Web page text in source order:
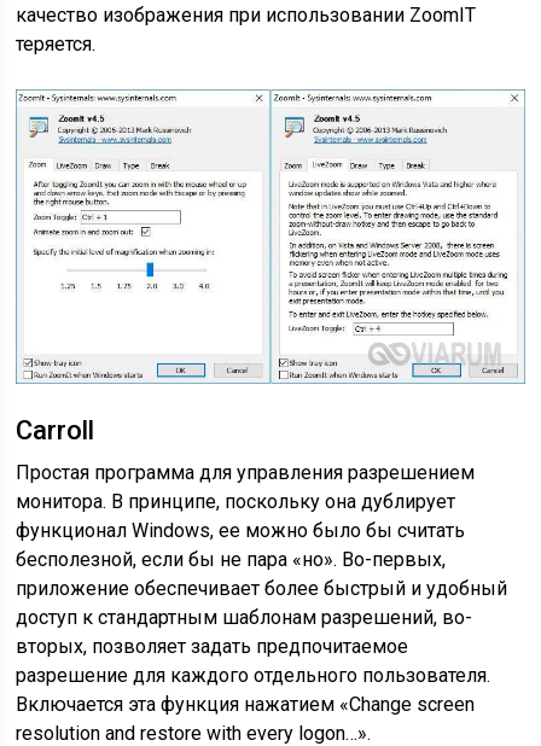
качество изображения при использовании ZoomIT
теряется.
Carroll
Простая программа для управления разрешением
монитора. В принципе, поскольку она дублирует
функционал Windows, ее можно было бы считать
бесполезной, если бы не пара «но». Во-первых,
приложение обеспечивает более быстрый и удобный
доступ к стандартным шаблонам разрешений, во-
вторых, позволяет задать предпочитаемое
разрешение для каждого отдельного пользователя.
Включается эта функция нажатием «Change screen
resolution and restore with every logon…».